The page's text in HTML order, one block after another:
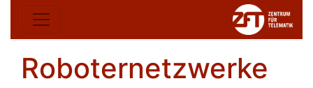
Roboternetzwerke